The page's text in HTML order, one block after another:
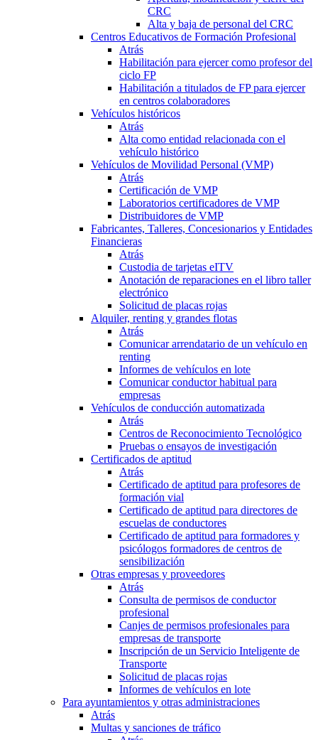
CRC
Alta y baja de personal del CRC
Centros Educativos de Formación Profesional
Atrás
Habilitación para ejercer como profesor del
ciclo FP
Habilitación a titulados de FP para ejercer
en centros colaboradores
Vehículos históricos
Atrás
Alta como entidad relacionada con el
vehículo histórico
Vehículos de Movilidad Personal (VMP)
Atrás
Certificación de VMP
Laboratorios certificadores de VMP
Distribuidores de VMP
Fabricantes, Talleres, Concesionarios y Entidades
Financieras
Atrás
Custodia de tarjetas eITV
Anotación de reparaciones en el libro taller
electrónico
Solicitud de placas rojas
Alquiler, renting y grandes flotas
Atrás
Comunicar arrendatario de un vehículo en
renting
Informes de vehículos en lote
Comunicar conductor habitual para
empresas
Vehículos de conducción automatizada
Atrás
Centros de Reconocimiento Tecnológico
Pruebas o ensayos de investigación
Certificados de aptitud
Atrás
Certificado de aptitud para profesores de
formación vial
Certificado de aptitud para directores de
escuelas de conductores
Certificado de aptitud para formadores y
psicólogos formadores de centros de
sensibilización
Otras empresas y proveedores
Atrás
Consulta de permisos de conductor
profesional
Canjes de permisos profesionales para
empresas de transporte
Inscripción de un Servicio Inteligente de
Transporte
Solicitud de placas rojas
Informes de vehículos en lote
Para ayuntamientos y otras administraciones
Atrás
Multas y sanciones de tráfico